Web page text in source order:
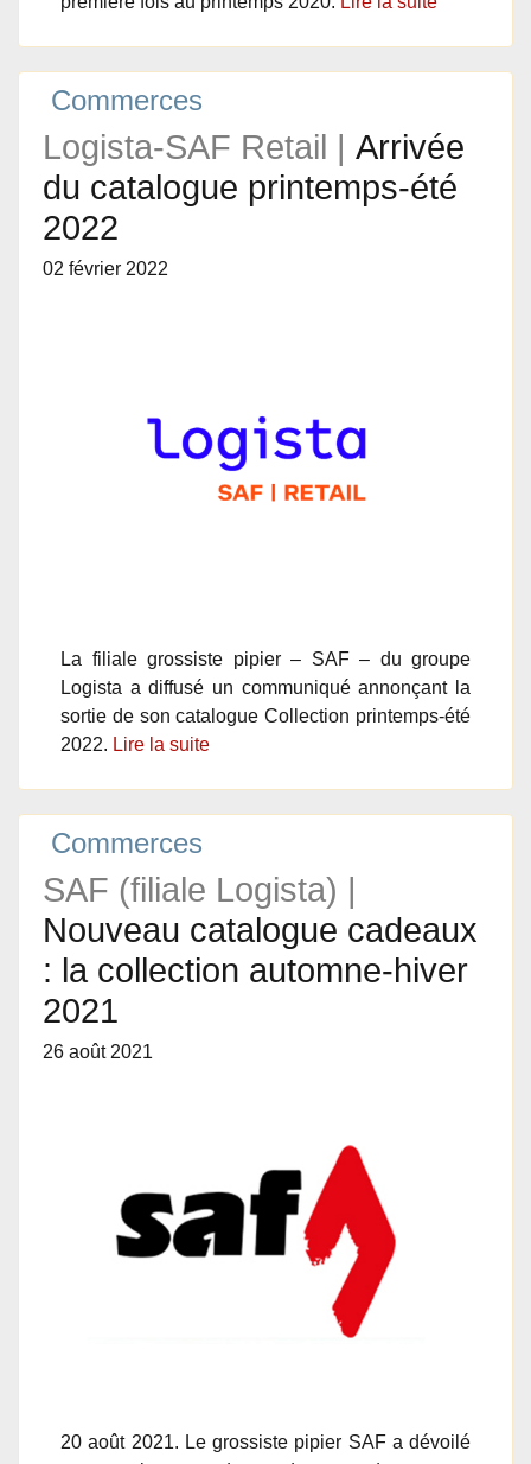
Commerces
Logista-SAF Retail | Arrivée
du catalogue printemps-été
2022
02 février 2022
La filiale grossiste pipier – SAF – du groupe
Logista a diffusé un communiqué annonçant la
sortie de son catalogue Collection printemps-été
2022. Lire la suite
Commerces
SAF (filiale Logista) |
Nouveau catalogue cadeaux
: la collection automne-hiver
2021
26 août 2021
20 août 2021. Le grossiste pipier SAF a dévoilé